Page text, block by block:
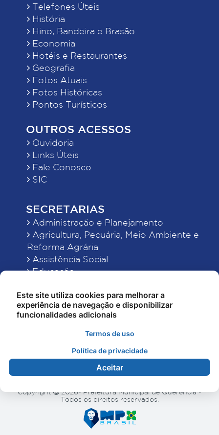
Telefones Úteis
História
Hino, Bandeira e Brasão
Economia
Hotéis e Restaurantes
Geografia
Fotos Atuais
Fotos Históricas
Pontos Turísticos
OUTROS ACESSOS
Ouvidoria
Links Úteis
Fale Conosco
SIC
SECRETARIAS
Administração e Planejamento
Agricultura, Pecuária, Meio Ambiente e
Reforma Agrária
Assistência Social
Educação
Finanças
Indústria, Comércio, Turismo, Ciência e
Tecnologia
Obras Públicas, Estradas e Rodagens
Saúde
Copyright
2026- Prefeitura Municipal de Querência -
Todos os direitos reservados.
Este site utiliza cookies para melhorar a
experiência de navegação e disponibilizar
funcionalidades adicionais
Termos de uso
Política de privacidade
Aceitar